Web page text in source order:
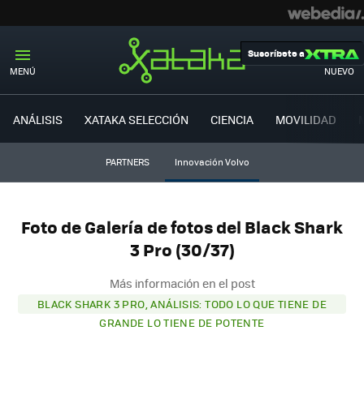
MENÚ NUEVO
Suscríbete a
ANÁLISIS XATAKA SELECCIÓN CIENCIA MOVILIDAD
PARTNERS Innovación Volvo
Foto de Galería de fotos del Black Shark
3 Pro (30/37)
Más información en el post
BLACK SHARK 3 PRO, ANÁLISIS: TODO LO QUE TIENE DE
GRANDE LO TIENE DE POTENTE